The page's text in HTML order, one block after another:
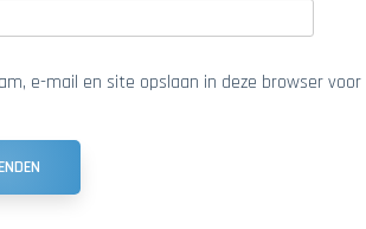
e-mail en site opslaan in deze browser